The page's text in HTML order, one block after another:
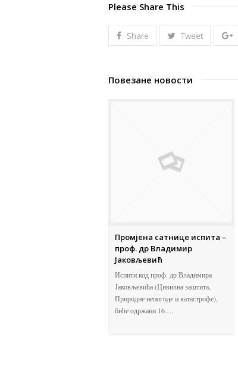
Please Share This
Share Tweet
Повезане новости
Промјена сатнице испита –
проф. др Владимир
Јаковљевић
Испити код проф. др Владимира
Јаковљевића (Цивилна заштита,
Природне непогоде и катастрофе),
биће одржани 16.…